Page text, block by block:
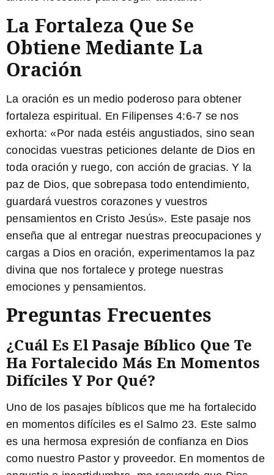
La Fortaleza Que Se
Obtiene Mediante La
Oración
La oración es un medio poderoso para obtener
fortaleza espiritual. En Filipenses 4:6-7 se nos
exhorta: «Por nada estéis angustiados, sino sean
conocidas vuestras peticiones delante de Dios en
toda oración y ruego, con acción de gracias. Y la
paz de Dios, que sobrepasa todo entendimiento,
guardará vuestros corazones y vuestros
pensamientos en Cristo Jesús». Este pasaje nos
enseña que al entregar nuestras preocupaciones y
cargas a Dios en oración, experimentamos la paz
divina que nos fortalece y protege nuestras
emociones y pensamientos.
Preguntas Frecuentes
¿Cuál Es El Pasaje Bíblico Que Te
Ha Fortalecido Más En Momentos
Difíciles Y Por Qué?
Uno de los pasajes bíblicos que me ha fortalecido
en momentos difíciles es el Salmo 23. Este salmo
es una hermosa expresión de confianza en Dios
como nuestro Pastor y proveedor. En momentos de